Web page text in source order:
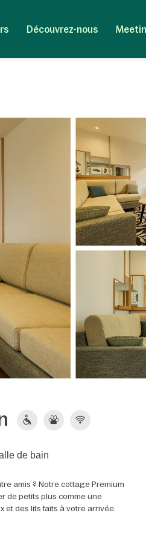
Découvrez-nous
de bain
amis ? Notre cottage Premium
de petits plus comme une
et des lits faits à votre arrivée.